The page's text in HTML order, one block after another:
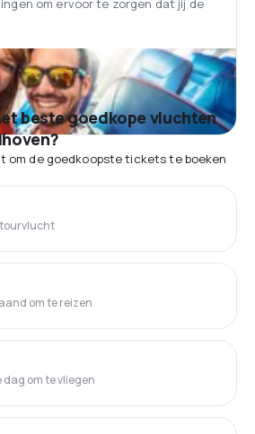
om ervoor te zorgen dat jij de
beste goedkope vluchten
om de goedkoopste tickets te boeken
om te reizen
dag om te vliegen